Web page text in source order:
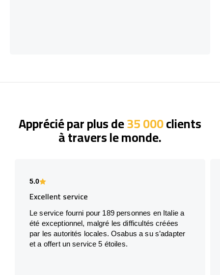
Apprécié par plus de35 000clients
à travers le monde.
5.0
Excellent service
Le service fourni pour 189 personnes en Italie a
été exceptionnel, malgré les difficultés créées
par les autorités locales. Osabus a su s’adapter
et a offert un service 5 étoiles.